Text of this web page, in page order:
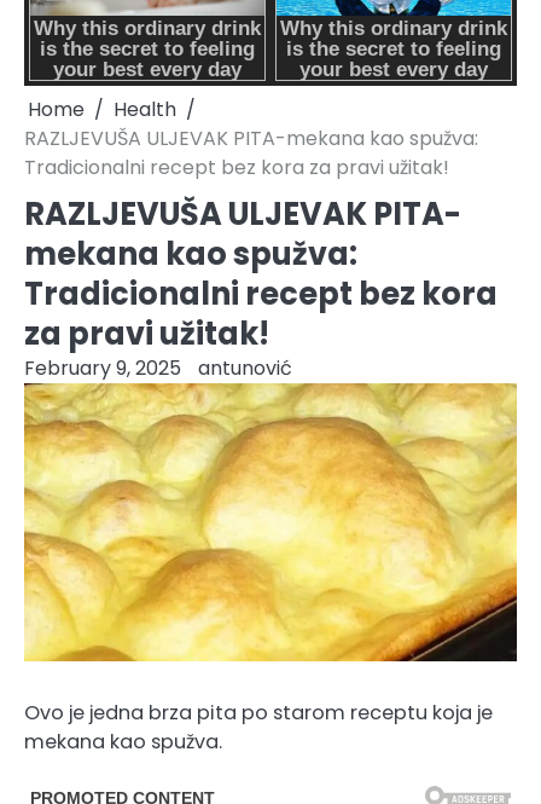
Home
Health
RAZLJEVUŠA ULJEVAK PITA-mekana kao spužva:
Tradicionalni recept bez kora za pravi užitak!
RAZLJEVUŠA ULJEVAK PITA-
mekana kao spužva:
Tradicionalni recept bez kora
za pravi užitak!
February 9, 2025 antunović
Ovo je jedna brza pita po starom receptu koja je
mekana kao spužva.